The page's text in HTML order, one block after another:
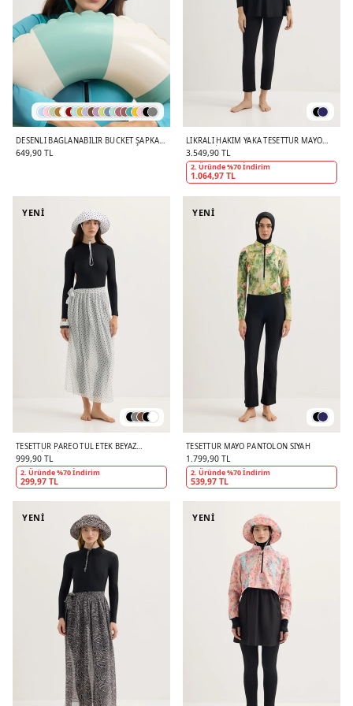
DESENLI BAĞLANABILIR BUCKET ŞAPKA
OKYANUS
649,90 TL
LIKRALI HAKIM YAKA TESETTÜR MAYO
TAKIM SIYAH
3.549,90 TL
2. Üründe %70 İndirim
1.064,97 TL
YENİ
TESETTÜR PAREO TÜL ETEK BEYAZ
PUANTIYELI
999,90 TL
2. Üründe %70 İndirim
299,97 TL
YENİ
TESETTÜR MAYO PANTOLON SIYAH
1.799,90 TL
2. Üründe %70 İndirim
539,97 TL
YENİ YENİ